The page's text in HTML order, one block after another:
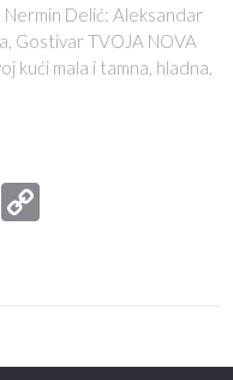
Delić: Aleksandar
Gostivar TVOJA NOVA
kući mala i tamna, hladna,
WordPress